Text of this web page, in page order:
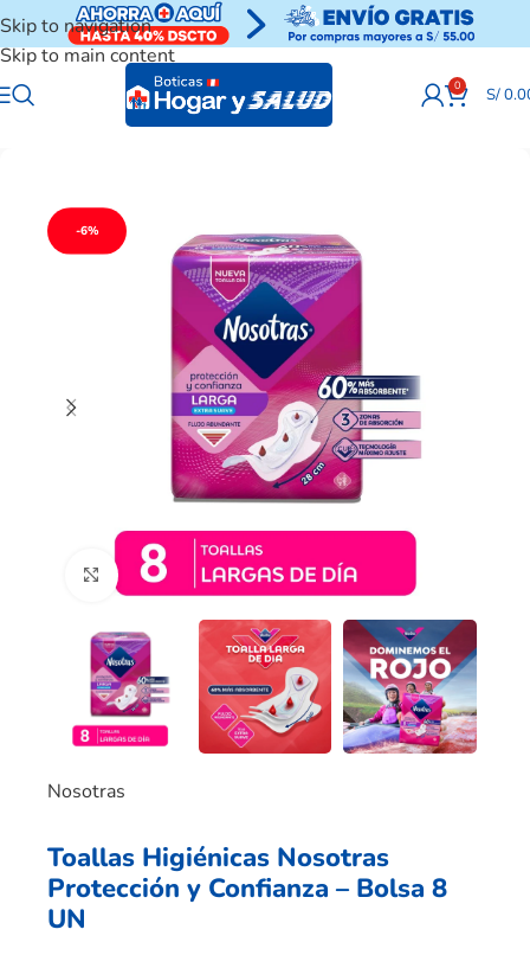
Skip to navigation
Skip to main content
0 S/
-6%
Clic para ampliar
Nosotras
Toallas Higiénicas Nosotras
Protección y Confianza – Bolsa 8
UN